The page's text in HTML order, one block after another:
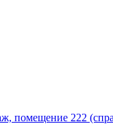
помещение 222